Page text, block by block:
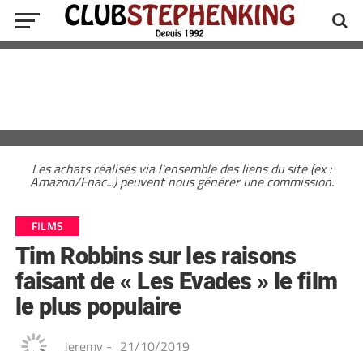
Les achats réalisés via l'ensemble des liens du site (ex :
Amazon/Fnac...) peuvent nous générer une commission.
FILMS
Tim Robbins sur les raisons
faisant de « Les Evades » le film
le plus populaire
Jeremy - 21/10/2019